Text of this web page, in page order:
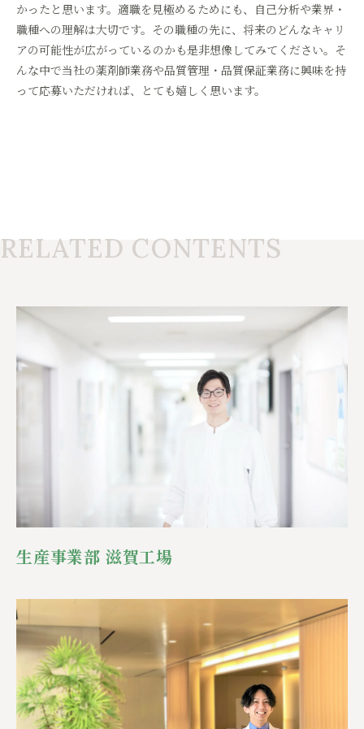
かったと思います。適職を見極めるためにも、自己分析や業界・
職種への理解は大切です。その職種の先に、将来のどんなキャリ
アの可能性が広がっているのかも是非想像してみてください。そ
んな中で当社の薬剤師業務や品質管理・品質保証業務に興味を持
って応募いただければ、とても嬉しく思います。
RELATED CONTENTS
生産事業部 滋賀工場